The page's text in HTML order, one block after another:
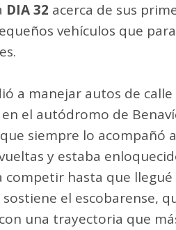
DIA 32 acerca de sus
vehículos que
a manejar autos de calle
el autódromo de
siempre lo acompañó
y estaba
competir hasta que llegué
el escobarense,
una trayectoria que